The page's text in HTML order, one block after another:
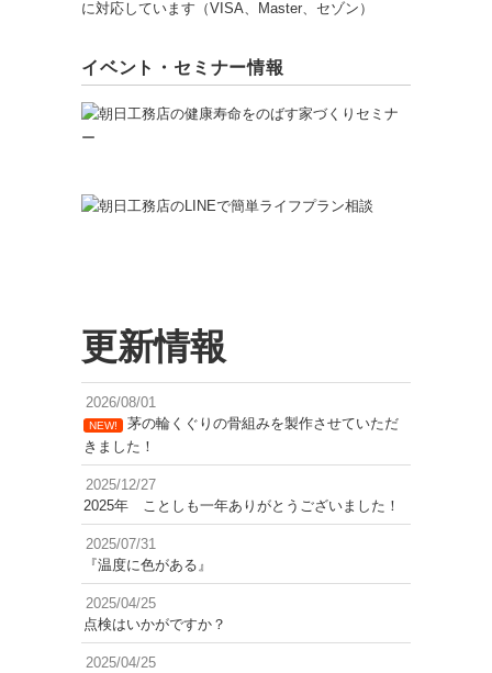
イベント・セミナー情報
更新情報
2026/08/01
NEW!
茅の輪くぐりの骨組みを製作させていただ
きました！
2025/12/27
2025年 ことしも一年ありがとうございました！
2025/07/31
『温度に色がある』
2025/04/25
点検はいかがですか？
2025/04/25